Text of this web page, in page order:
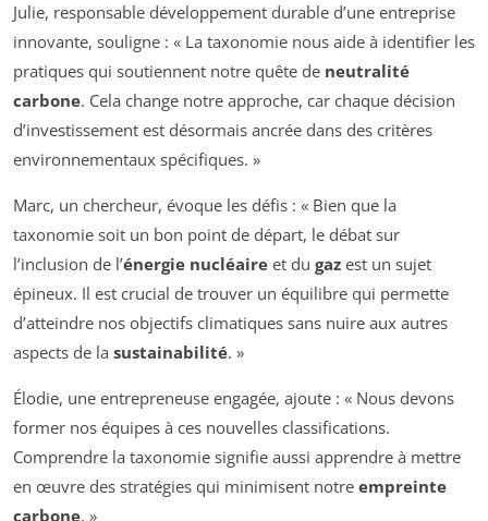
Julie, responsable développement durable d’une entreprise
innovante, souligne : « La taxonomie nous aide à identifier les
pratiques qui soutiennent notre quête de neutralité
carbone. Cela change notre approche, car chaque décision
d’investissement est désormais ancrée dans des critères
environnementaux spécifiques. »
Marc, un chercheur, évoque les défis : « Bien que la
taxonomie soit un bon point de départ, le débat sur
l’inclusion de l’énergie nucléaire et du gaz est un sujet
épineux. Il est crucial de trouver un équilibre qui permette
d’atteindre nos objectifs climatiques sans nuire aux autres
aspects de la sustainabilité. »
Élodie, une entrepreneuse engagée, ajoute : « Nous devons
former nos équipes à ces nouvelles classifications.
Comprendre la taxonomie signifie aussi apprendre à mettre
en œuvre des stratégies qui minimisent notre empreinte
carbone. »